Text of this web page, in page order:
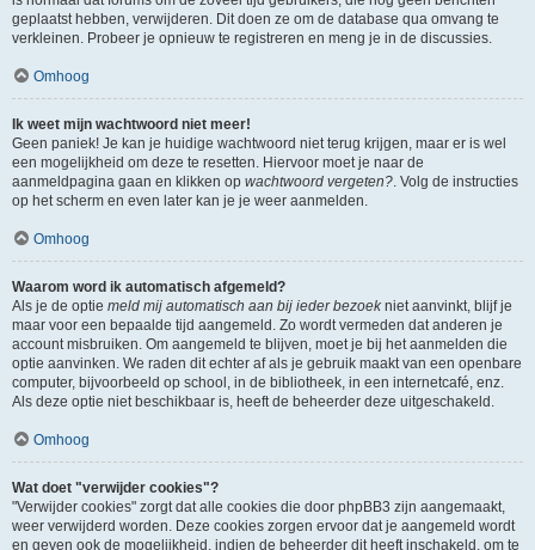
geplaatst hebben, verwijderen. Dit doen ze om de database qua omvang te
verkleinen. Probeer je opnieuw te registreren en meng je in de discussies.
Omhoog
Ik weet mijn wachtwoord niet meer!
Geen paniek! Je kan je huidige wachtwoord niet terug krijgen, maar er is wel
een mogelijkheid om deze te resetten. Hiervoor moet je naar de
aanmeldpagina gaan en klikken op wachtwoord vergeten?. Volg de instructies
op het scherm en even later kan je je weer aanmelden.
Omhoog
Waarom word ik automatisch afgemeld?
Als je de optie meld mij automatisch aan bij ieder bezoekniet aanvinkt, blijf je
maar voor een bepaalde tijd aangemeld. Zo wordt vermeden dat anderen je
account misbruiken. Om aangemeld te blijven, moet je bij het aanmelden die
optie aanvinken. We raden dit echter af als je gebruik maakt van een openbare
computer, bijvoorbeeld op school, in de bibliotheek, in een internetcafé, enz.
Als deze optie niet beschikbaar is, heeft de beheerder deze uitgeschakeld.
Omhoog
Wat doet "verwijder cookies"?
"Verwijder cookies" zorgt dat alle cookies die door phpBB3 zijn aangemaakt,
weer verwijderd worden. Deze cookies zorgen ervoor dat je aangemeld wordt
en geven ook de mogelijkheid, indien de beheerder dit heeft inschakeld, om te